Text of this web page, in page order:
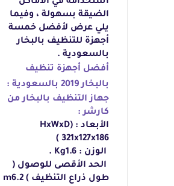
الضيقة بسهولة ، وفيما
يلي عرض لأفضل خمسة
أجهزة للتنظيف بالبخار
بالسعودية .
أفضل أجهزة تنظيف
بالبخار 2019 بالسعودية :
جهازالتنظيف بالبخار من
كارشر :
الأبعاد :
HxWxD)
321x127x186
)
الوزن : 1.6
Kg
.
الحد الأقصى للوصول (
طول ذراع التنظيف ) 6.2
m